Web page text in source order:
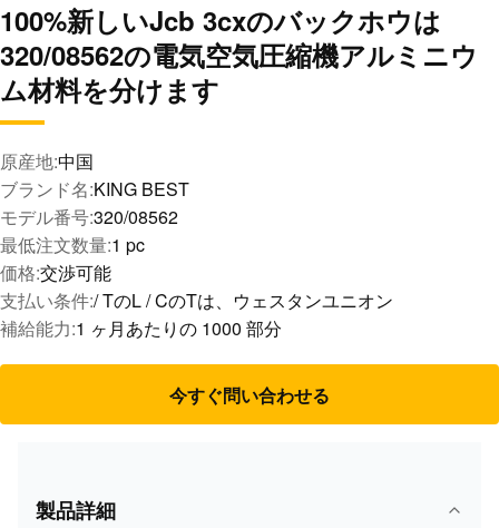
100%新しいJcb 3cxのバックホウは
320/08562の電気空気圧縮機アルミニウ
ム材料を分けます
原産地:中国
ブランド名:KING BEST
モデル番号:320/08562
最低注文数量:1 pc
価格:交渉可能
支払い条件:/ TのL / CのTは、ウェスタンユニオン
補給能力:1 ヶ月あたりの 1000 部分
今すぐ問い合わせる
製品詳細